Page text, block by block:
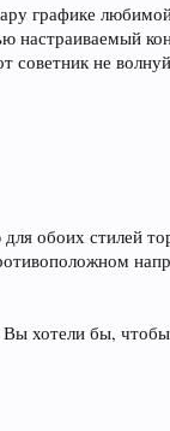
графике
настраиваемый
советник не
для обоих стилей
хотели бы,